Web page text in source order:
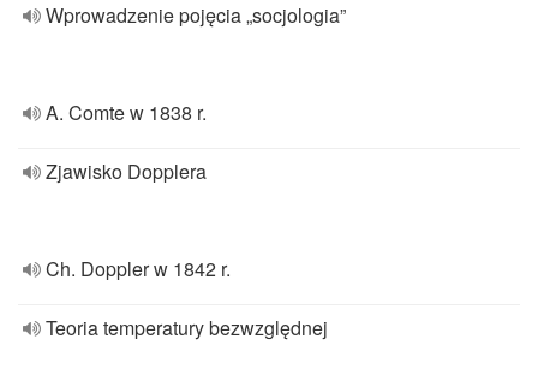
Wprowadzenie pojęcia „socjologia”
A. Comte w 1838 r.
Zjawisko Dopplera
Ch. Doppler w 1842 r.
Teoria temperatury bezwzględnej